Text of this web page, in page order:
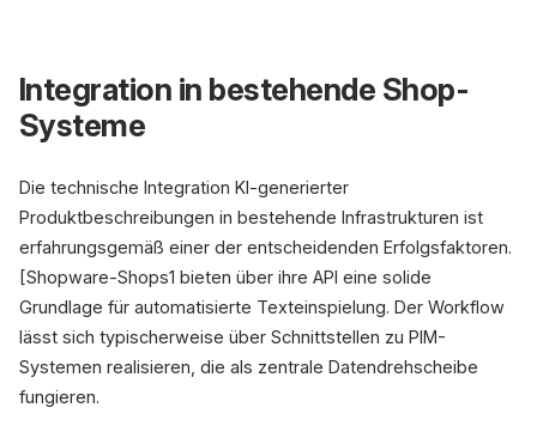
Integration in bestehende Shop-
Systeme
Die technische Integration KI-generierter
Produktbeschreibungen in bestehende Infrastrukturen ist
erfahrungsgemäß einer der entscheidenden Erfolgsfaktoren.
[Shopware-Shops1 bieten über ihre API eine solide
Grundlage für automatisierte Texteinspielung. Der Workflow
lässt sich typischerweise über Schnittstellen zu PIM-
Systemen realisieren, die als zentrale Datendrehscheibe
fungieren.